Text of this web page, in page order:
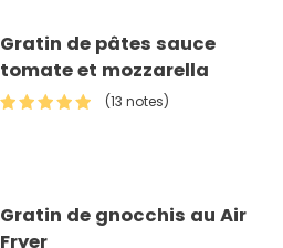
Gratin de pâtes sauce
tomate et mozzarella
(13 notes)
Gratin de gnocchis au Air
Fryer